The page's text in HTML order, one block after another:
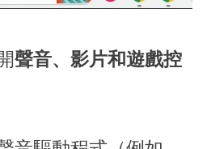
聲音、影片和遊戲控